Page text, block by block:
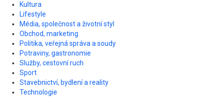
Kultura
Lifestyle
Média, společnost a životní styl
Obchod, marketing
Politika, veřejná správa a soudy
Potraviny, gastronomie
Služby, cestovní ruch
Sport
Stavebnictví, bydlení a reality
Technologie